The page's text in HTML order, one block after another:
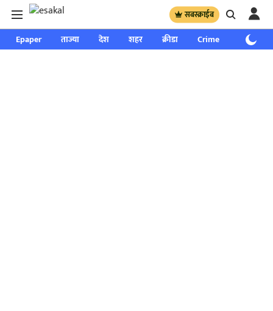
सबस्क्राईब
Epaper ताज्या देश शहर क्रीडा Crime साप्ताहिक